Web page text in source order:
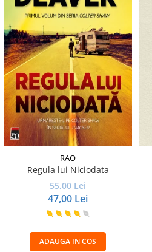
RAO
Regula lui Niciodata
55,00 Lei
47,00 Lei
ADAUGA IN COS